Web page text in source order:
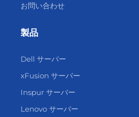
お問い合わせ
製品
Dell サーバー
xFusion サーバー
Inspur サーバー
Lenovo サーバー